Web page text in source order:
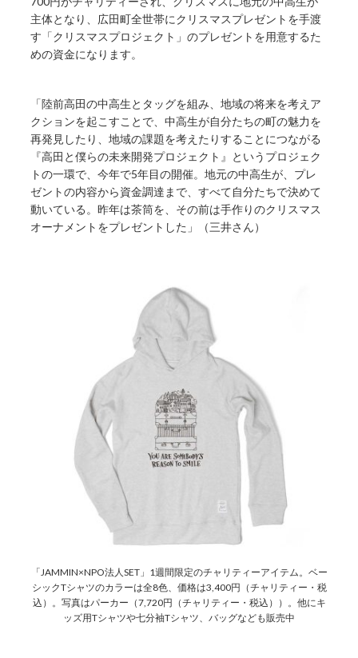
主体となり、広田町全世帯にクリスマスプレゼントを手渡
す「クリスマスプロジェクト」のプレゼントを用意するた
めの資金になります。
「陸前高田の中高生とタッグを組み、地域の将来を考えア
クションを起こすことで、中高生が自分たちの町の魅力を
再発見したり、地域の課題を考えたりすることにつながる
『高田と僕らの未来開発プロジェクト』というプロジェク
トの一環で、今年で5年目の開催。地元の中高生が、プレ
ゼントの内容から資金調達まで、すべて自分たちで決めて
動いている。昨年は茶筒を、その前は手作りのクリスマス
オーナメントをプレゼントした」（三井さん）
「JAMMIN×NPO法人SET」1週間限定のチャリティーアイテム。ベー
シックTシャツのカラーは全8色、価格は3,400円（チャリティー・税
込）。写真はパーカー（7,720円（チャリティー・税込））。他にキ
ッズ用Tシャツや七分袖Tシャツ、バッグなども販売中